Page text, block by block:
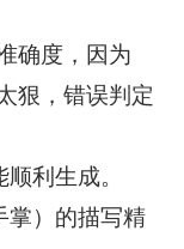
确度，因为
狠，错误判定
利生成。
掌）的描写精